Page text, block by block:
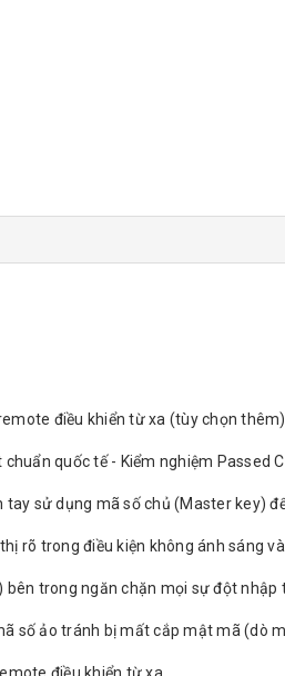
điều khiển từ xa (tùy chọn thêm)
quốc tế - Kiểm nghiệm Passed
tay sử dụng mã số chủ (Master key)
rõ trong điều kiện không ánh sáng
bên trong ngăn chặn mọi sự đột nhập
số ảo tránh bị mất cắp mật mã (dò